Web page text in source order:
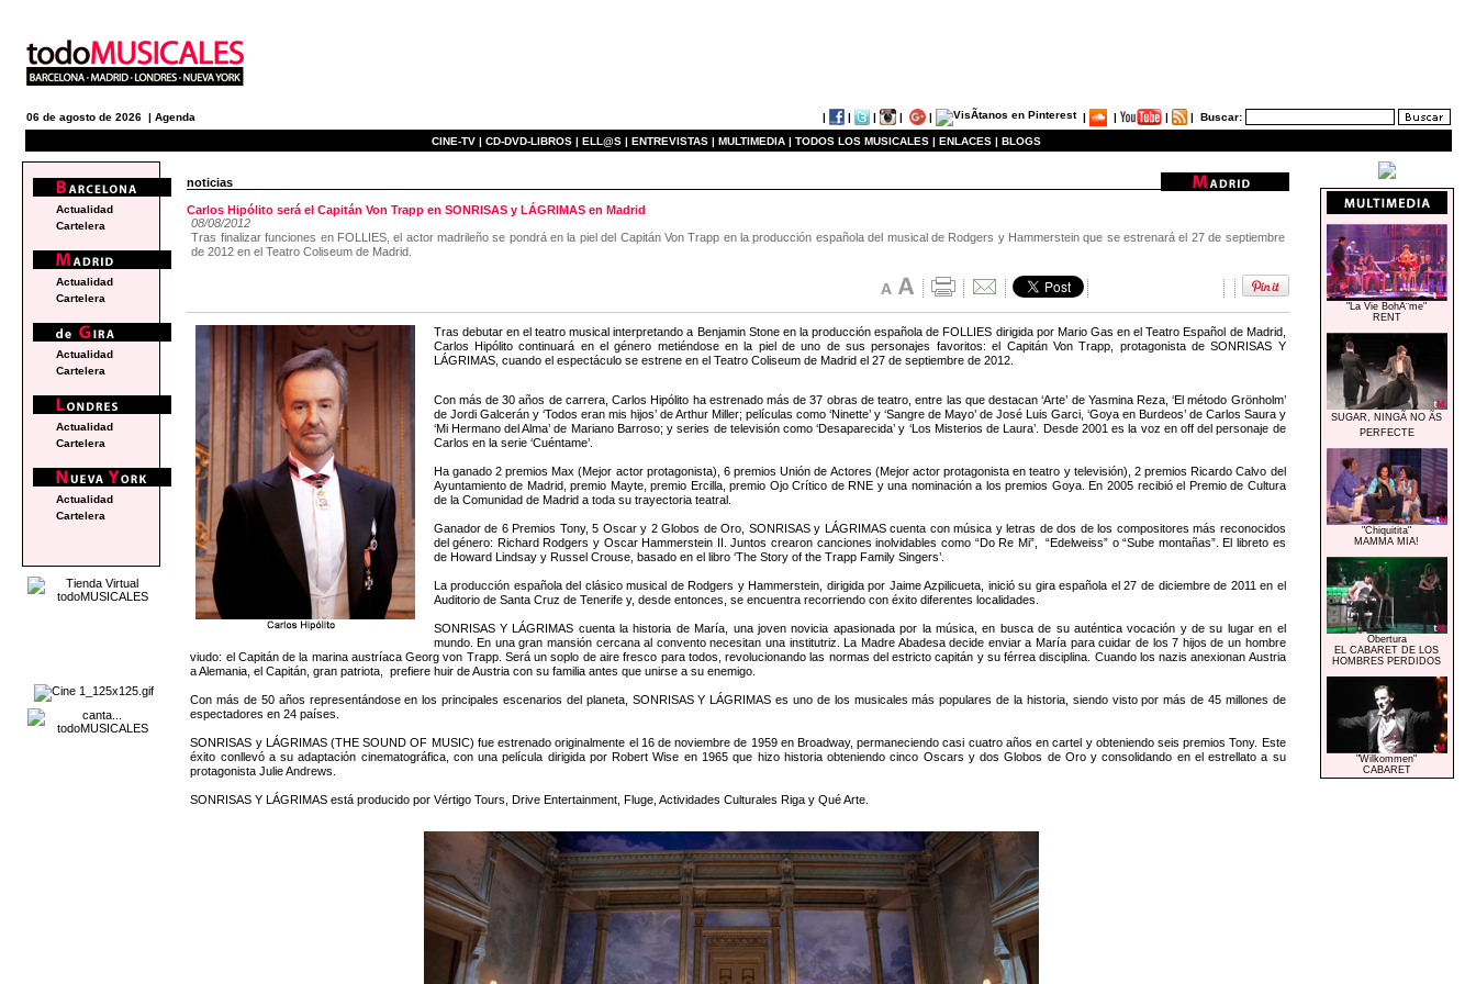
06 de agosto de 2026 | Agenda | | | | | | | | | Buscar:
CINE-TV | CD-DVD-LIBROS | ELL@S | ENTREVISTAS | MULTIMEDIA | TODOS LOS MUSICALES | ENLACES | BLOGS
noticias
Carlos Hipólito será el Capitán Von Trapp en SONRISAS y LÁGRIMAS en Madrid
08/08/2012
Tras finalizar funciones en FOLLIES, el actor madrileño se pondrá en la piel del Capitán Von Trapp en la producción española del musical de Rodgers y Hammerstein que se estrenará el 27 de septiembre
de 2012 en el Teatro Coliseum de Madrid.
Tras debutar en el teatro musical interpretando a Benjamin Stone en la producción española de FOLLIES dirigida por Mario Gas en el Teatro Español de Madrid,
Carlos Hipólito continuará en el género metiéndose en la piel de uno de sus personajes favoritos: el Capitán Von Trapp, protagonista de SONRISAS Y
LÁGRIMAS, cuando el espectáculo se estrene en el Teatro Coliseum de Madrid el 27 de septiembre de 2012.
Con más de 30 años de carrera, Carlos Hipólito ha estrenado más de 37 obras de teatro, entre las que destacan ‘Arte’ de Yasmina Reza, ‘El método Grönholm’
de Jordi Galcerán y ‘Todos eran mis hijos’ de Arthur Miller; películas como ‘Ninette’ y ‘Sangre de Mayo’ de José Luis Garci, ‘Goya en Burdeos’ de Carlos Saura y
‘Mi Hermano del Alma’ de Mariano Barroso; y series de televisión como ‘Desaparecida’ y ‘Los Misterios de Laura’. Desde 2001 es la voz en off del personaje de
Carlos en la serie ‘Cuéntame’.
Ha ganado 2 premios Max (Mejor actor protagonista), 6 premios Unión de Actores (Mejor actor protagonista en teatro y televisión), 2 premios Ricardo Calvo del
Ayuntamiento de Madrid, premio Mayte, premio Ercilla, premio Ojo Crítico de RNE y una nominación a los premios Goya. En 2005 recibió el Premio de Cultura
de la Comunidad de Madrid a toda su trayectoria teatral.
Ganador de 6 Premios Tony, 5 Oscar y 2 Globos de Oro, SONRISAS y LÁGRIMAS cuenta con música y letras de dos de los compositores más reconocidos
del género: Richard Rodgers y Oscar Hammerstein II. Juntos crearon canciones inolvidables como “Do Re Mi”, “Edelweiss” o “Sube montañas”. El libreto es
de Howard Lindsay y Russel Crouse, basado en el libro ‘The Story of the Trapp Family Singers’.
La producción española del clásico musical de Rodgers y Hammerstein, dirigida por Jaime Azpilicueta, inició su gira española el 27 de diciembre de 2011 en el
Auditorio de Santa Cruz de Tenerife y, desde entonces, se encuentra recorriendo con éxito diferentes localidades.
SONRISAS Y LÁGRIMAS cuenta la historia de María, una joven novicia apasionada por la música, en busca de su auténtica vocación y de su lugar en el
mundo. En una gran mansión cercana al convento necesitan una institutriz. La Madre Abadesa decide enviar a María para cuidar de los 7 hijos de un hombre
viudo: el Capitán de la marina austríaca Georg von Trapp. Será un soplo de aire fresco para todos, revolucionando las normas del estricto capitán y su férrea disciplina. Cuando los nazis anexionan Austria
a Alemania, el Capitán, gran patriota, prefiere huir de Austria con su familia antes que unirse a su enemigo.
Con más de 50 años representándose en los principales escenarios del planeta, SONRISAS Y LÁGRIMAS es uno de los musicales más populares de la historia, siendo visto por más de 45 millones de
espectadores en 24 países.
SONRISAS y LÁGRIMAS (THE SOUND OF MUSIC) fue estrenado originalmente el 16 de noviembre de 1959 en Broadway, permaneciendo casi cuatro años en cartel y obteniendo seis premios Tony. Este
éxito conllevó a su adaptación cinematográfica, con una película dirigida por Robert Wise en 1965 que hizo historia obteniendo cinco Oscars y dos Globos de Oro y consolidando en el estrellato a su
protagonista Julie Andrews.
SONRISAS Y LÁGRIMAS está producido por Vértigo Tours, Drive Entertainment, Fluge, Actividades Culturales Riga y Qué Arte.
Actualidad
Cartelera
Actualidad
Cartelera
Actualidad
Cartelera
Actualidad
Cartelera
Actualidad
Cartelera
"La Vie BohÃ¨me"
RENT
SUGAR, NINGÃ NO ÃS
PERFECTE
"Chiquitita"
MAMMA MIA!
Obertura
EL CABARET DE LOS
HOMBRES PERDIDOS
"Wilkommen"
CABARET